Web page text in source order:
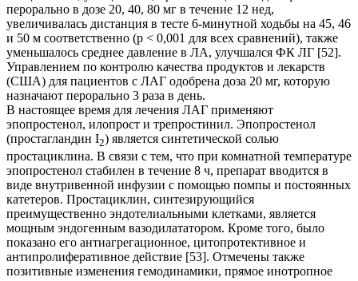
перорально в дозе 20, 40, 80 мг в течение 12 нед,
увеличивалась дистанция в тесте 6-минутной ходьбы на 45, 46
и 50 м соответственно (p < 0,001 для всех сравнений), также
уменьшалось среднее давление в ЛА, улучшался ФК ЛГ [52].
Управлением по контролю качества продуктов и лекарств
(США) для пациентов с ЛАГ одобрена доза 20 мг, которую
назначают перорально 3 раза в день.
В настоящее время для лечения ЛАГ применяют
эпопростенол, илопрост и трепростинил. Эпопростенол
(простагландин I2) является синтетической солью
простациклина. В связи с тем, что при комнатной температуре
эпопростенол стабилен в течение 8 ч, препарат вводится в
виде внутривенной инфузии с помощью помпы и постоянных
катетеров. Простациклин, синтезирующийся
преимущественно эндотелиальными клетками, является
мощным эндогенным вазодилататором. Кроме того, было
показано его антиагрегационное, цитопротективное и
антипролиферативное действие [53]. Отмечены также
позитивные изменения гемодинамики, прямое инотропное